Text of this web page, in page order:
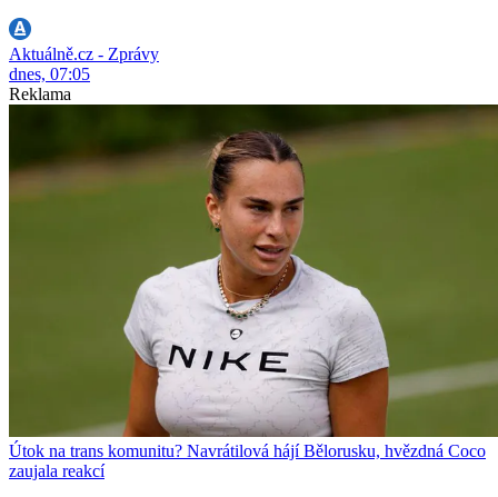
Aktuálně.cz - Zprávy
dnes, 07:05
Reklama
Útok na trans komunitu? Navrátilová hájí Bělorusku, hvězdná Coco
zaujala reakcí